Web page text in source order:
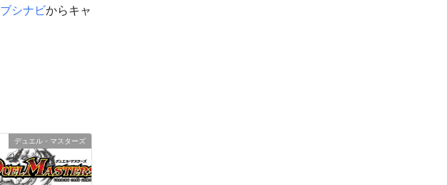
ブシナビからキャ
デュエル・マスターズ